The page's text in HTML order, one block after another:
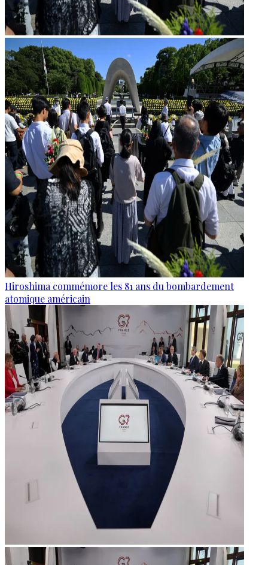
Hiroshima commémore les 81 ans du bombardement
atomique américain